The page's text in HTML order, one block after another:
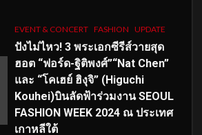
EVENT & CONCERT FASHION UPDATE
ปังไม่ไหว! 3 พระเอกซีรีส์วายสุด
ฮอต “ฟอร์ด-ฐิติพงศ์”“Nat Chen”
และ “โคเฮย์ ฮิงุจิ” (Higuchi
Kouhei)บินลัดฟ้าร่วมงาน SEOUL
FASHION WEEK 2024 ณ ประเทศ
เกาหลีใต้